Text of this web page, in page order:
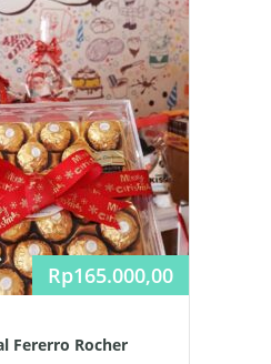
Rp165.000,00
Fererro Rocher